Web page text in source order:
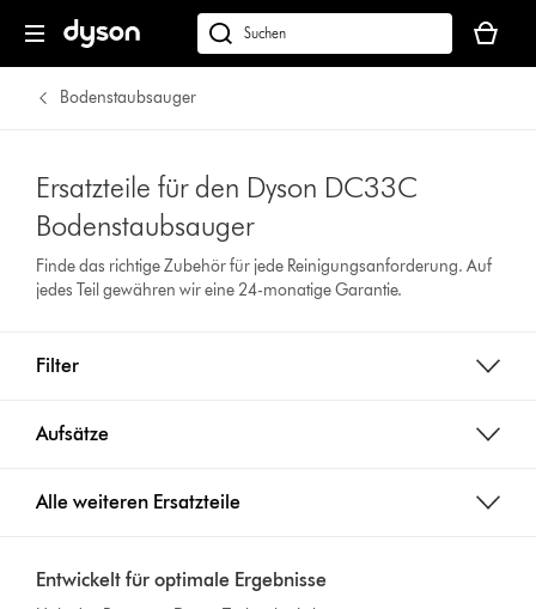
dyson.de
durchsuchen
ist
Bodenstaubsauger
Ersatzteile für den Dyson DC33C
Bodenstaubsauger
Finde das richtige Zubehör für jede Reinigungsanforderung. Auf
jedes Teil gewähren wir eine 24-monatige Garantie.
Filter
Aufsätze
Alle weiteren Ersatzteile
Entwickelt für optimale Ergebnisse